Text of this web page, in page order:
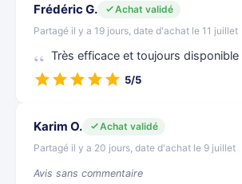
Frédéric G.
Achat validé
Partagé il y a 19 jours, date d'achat le 11 juillet
Très efficace et toujours disponible
5/5
Karim O.
Achat validé
Partagé il y a 20 jours, date d'achat le 9 juillet
Avis sans commentaire